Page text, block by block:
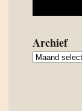
Archief
Archief